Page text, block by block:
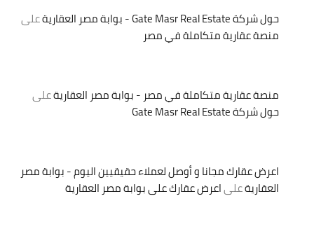
حول شركة Gate Masr Real Estate - بوابة مصر العقارية
على
منصة عقارية متكاملة في مصر
منصة عقارية متكاملة في مصر - بوابة مصر العقاريةعلى
حول شركة Gate Masr Real Estate
اعرض عقارك مجانا و أوصل لعملاء حقيقيين اليوم - بوابة مصر
العقاريةعلىاعرض عقارك على بوابة مصر العقارية